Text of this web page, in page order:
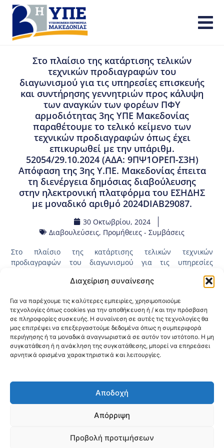
Διαχείριση συναίνεσης
Για να παρέχουμε τις καλύτερες εμπειρίες, χρησιμοποιούμε
τεχνολογίες όπως cookies για την αποθήκευση ή / και την πρόσβαση
σε πληροφορίες συσκευής. Η συναίνεση σε αυτές τις τεχνολογίες θα
μας επιτρέψει να επεξεργαστούμε δεδομένα όπως η συμπεριφορά
περιήγησης ή τα μοναδικά αναγνωριστικά σε αυτόν τον ιστότοπο. Η μη
συγκατάθεση ή η ανάκληση της συγκατάθεσης, μπορεί να επηρεάσει
αρνητικά ορισμένα χαρακτηριστικά και λειτουργίες.
Αποδοχή
Απόρριψη
Προβολή προτιμήσεων
Στο πλαίσιο της κατάρτισης τελικών
τεχνικών προδιαγραφών του
διαγωνισμού για τις υπηρεσίες επισκευής
και συντήρησης γεννητριών προς κάλυψη
των αναγκών των φορέων ΠΦΥ
αρμοδιότητας 3ης ΥΠΕ Μακεδονίας
παραθέτουμε το τελικό κείμενο των
τεχνικών προδιαγραφών όπως έχει
επικυρωθεί με την υπ΄αριθμ.
52054/29.10.2024 (ΑΔΑ: 9ΠΨ1ΟΡΕΠ-Σ3Η)
Απόφαση της 3ης Υ.ΠΕ. Μακεδονίας έπειτα
τη διενέργεια δημόσιας διαβούλευσης
στην ηλεκτρονική πλατφόρμα του ΕΣΗΔΗΣ
με μοναδικό αριθμό 2024DIAB29087.
30 Οκτωβρίου, 2024
Διαβουλεύσεις, Προμήθειες - Συμβάσεις
Στο πλαίσιο της κατάρτισης τελικών τεχνικών
προδιαγραφών του διαγωνισμού για τις υπηρεσίες
αναγκών των φορέων ΠΦΥ αρμοδιότητας 3ης ΥΠΕ
προδιαγραφώνόπως έχει επικυρωθεί με την υπ΄αριθμ.
52054/29.10.2024 (ΑΔΑ: 9ΠΨ1ΟΡΕΠ-Σ3Η) Απόφαση της 3ης
Υ.ΠΕ. Μακεδονίας έπειτα τη διενέργεια δημόσιας
διαβούλευσης στην ηλεκτρονική πλατφόρμα του ΕΣΗΔΗΣ
με μοναδικό αριθμό 2024DIAB29087.
@2026 3ype.gr All rights reserved
Θεσσαλονίκη, ΕλλάδαΤηλ: +30 2311 226 200
00018 Website Visits: 1596867